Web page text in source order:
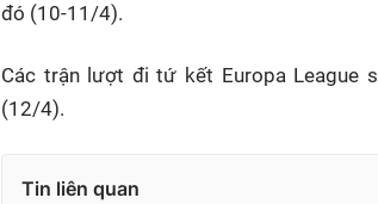
đó (10-11/4).
Các trận lượt đi tứ kết Europa League
(12/4).
Tin liên quan